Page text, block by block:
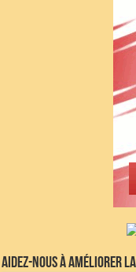
Aidez-nous à améliorer